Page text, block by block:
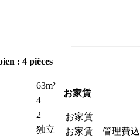
: 4 pièces
63m²
4
2
独立
お家賃
お家賃
お家賃 管理費込